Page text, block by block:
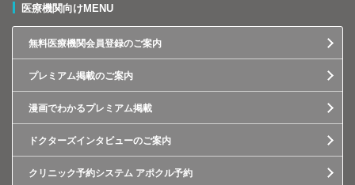
医療機関向けMENU
無料医療機関会員登録のご案内
プレミアム掲載のご案内
漫画でわかるプレミアム掲載
ドクターズインタビューのご案内
クリニック予約システム アポクル予約